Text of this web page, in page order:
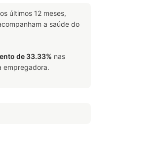
últimos 12 meses,
a saúde do
de 33.33% nas
empregadora.